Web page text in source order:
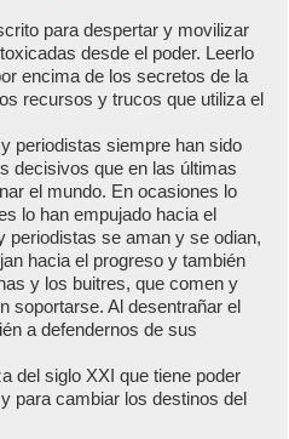
para despertar y movilizar
desde el poder. Leerlo
encima de los secretos de la
recursos y trucos que utiliza el
periodistas siempre han sido
decisivos que en las últimas
el mundo. En ocasiones lo
lo han empujado hacia el
se aman y se odian,
hacia el progreso y también
y los buitres, que comen y
soportarse. Al desentrañar el
a defendernos de sus
del siglo XXI que tiene poder
para cambiar los destinos del